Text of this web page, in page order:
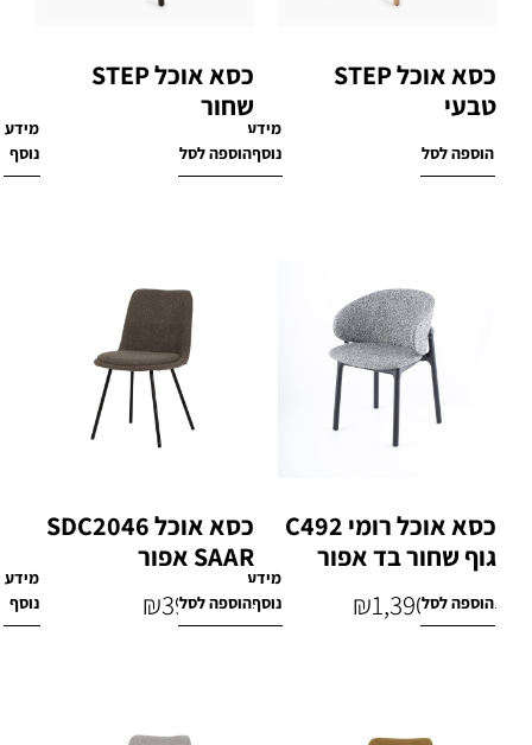
כסא אוכל STEP
טבעי
₪770
הוספה לסל
מידע
נוסף
כסא אוכל STEP
שחור
₪770
הוספה לסל
מידע
נוסף
כסא אוכל רומי C492
גוף שחור בד אפור
₪1,600
₪1,390הוספה לסל
מידע
נוסף
כסא אוכל SDC2046
SAAR אפור
₪770
₪399הוספה לסל
מידע
נוסף